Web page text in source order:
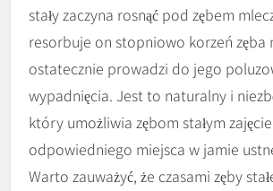
stały zaczyna rosnąć pod zębem
resorbuje on stopniowo korzeń zęba
ostatecznie prowadzi do jego
wypadnięcia. Jest to naturalny i
który umożliwia zębom stałym zajęcie
odpowiedniego miejsca w jamie
Warto zauważyć, że czasami zęby